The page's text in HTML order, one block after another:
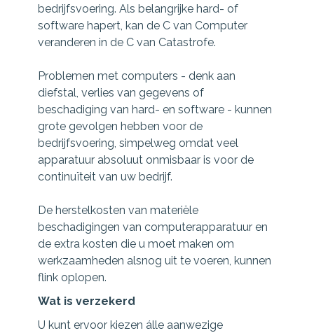
bedrijfsvoering. Als belangrijke hard- of
software hapert, kan de C van Computer
veranderen in de C van Catastrofe.
Problemen met computers - denk aan
diefstal, verlies van gegevens of
beschadiging van hard- en software - kunnen
grote gevolgen hebben voor de
bedrijfsvoering, simpelweg omdat veel
apparatuur absoluut onmisbaar is voor de
continuïteit van uw bedrijf.
De herstelkosten van materiële
beschadigingen van computerapparatuur en
de extra kosten die u moet maken om
werkzaamheden alsnog uit te voeren, kunnen
flink oplopen.
Wat is verzekerd
U kunt ervoor kiezen álle aanwezige